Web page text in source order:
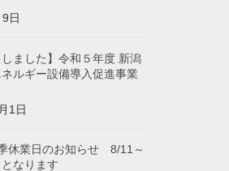
日
しました】令和５年度 新潟
ルギー設備導入促進事業
1日
休業日のお知らせ 8/11～
なります